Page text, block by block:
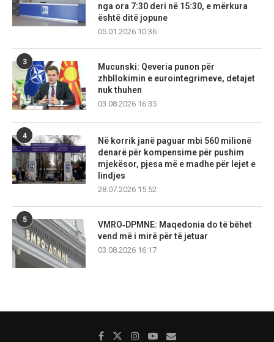
nga ora 7:30 deri në 15:30, e mërkura
është ditë jopune
05.01.2026 10:36
3
Mucunski: Qeveria punon për
zhbllokimin e eurointegrimeve, detajet
nuk thuhen
03.08.2026 16:35
4
Në korrik janë paguar mbi 560 milionë
denarë për kompensime për pushim
mjekësor, pjesa më e madhe për lejet e
lindjes
28.07.2026 15:52
5
VMRO‑DPMNE: Maqedonia do të bëhet
vend më i mirë për të jetuar
03.08.2026 16:17